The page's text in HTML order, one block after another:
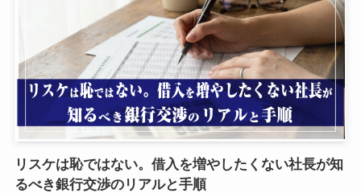
リスケは恥ではない。借入を増やしたくない社長が知
るべき銀行交渉のリアルと手順